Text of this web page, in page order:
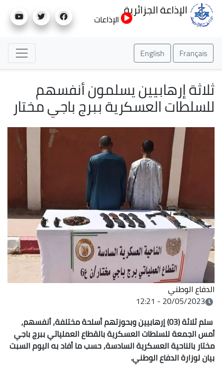
إلى
الإذاعة الجزائرية
الإذاعات
Français
English
ثلاثة إرهابيين يسلمون أنفسهم
للسلطات العسكرية ببرج باجي مختار
الدفاع الوطني
20/05/2023 - 12:21
سلم ثلاثة (03) إرهابيين وبحوزتهم أسلحة مختلفة
,أنفسهم,
أمس الجمعة للسلطات العسكرية بالقطاع العملياتي ببرج باجي
مختاربالناحية العسكرية السادسة, حسب ما أفاد به اليوم السبت
بيان لوزارة الدفاعالوطني.